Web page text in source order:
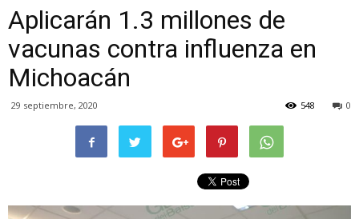
Aplicarán 1.3 millones de
vacunas contra influenza en
Michoacán
29 septiembre, 2020 0
548